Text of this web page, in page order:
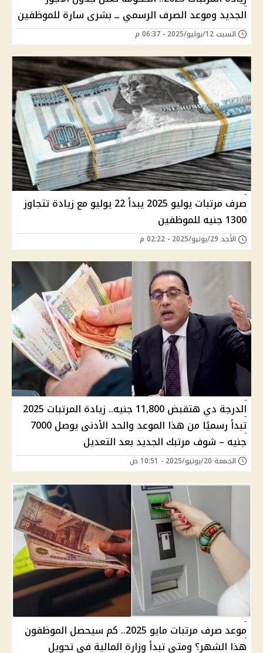
الجديد وموعد الصرف الرسمي ــ بشرى سارة للموظفين
السبت 12/يوليو/2025 - 06:37 م
صرف مرتبات يوليو 2025 يبدأ 22 يوليو مع زيادة تتجاوز
1300 جنيه للموظفين
الأحد 29/يونيو/2025 - 02:22 م
الدرجة دي هتقبض 11,800 جنيه.. زيادة المرتبات 2025
تبدأ رسميًا من هذا الموعد والحد الأدنى يوصل 7000
جنيه – شوف مرتبك الجديد بعد التعديل
الجمعة 20/يونيو/2025 - 10:51 ص
موعد صرف مرتبات مايو 2025.. كم سيحصل الموظفون
هذا الشهر؟ ومتى تبدأ وزارة المالية في تحويل